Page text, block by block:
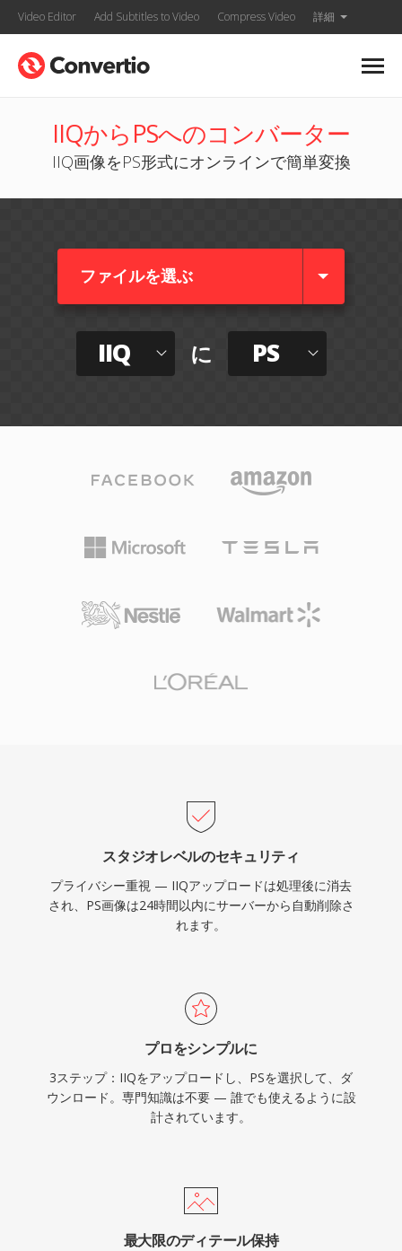
Video Editor Add Subtitles to Video Compress Video 詳細
IIQからPSへのコンバーター
IIQ画像をPS形式にオンラインで簡単変換
ファイルを選ぶ
IIQ に PS
スタジオレベルのセキュリティ
プライバシー重視 — IIQアップロードは処理後に消去
され、PS画像は24時間以内にサーバーから自動削除さ
れます。
プロをシンプルに
3ステップ：IIQをアップロードし、PSを選択して、ダ
ウンロード。専門知識は不要 — 誰でも使えるように設
計されています。
最大限のディテール保持